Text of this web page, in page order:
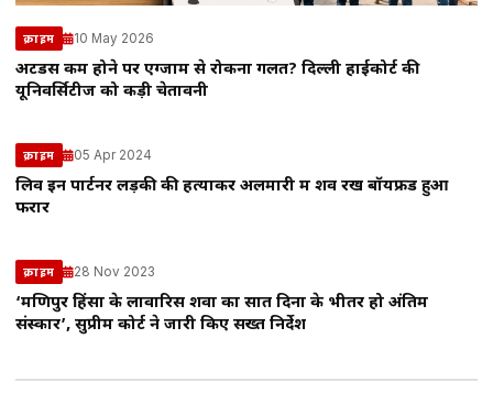
क्राइम 10 May 2026
अटेंडेंस कम होने पर एग्जाम से रोकना गलत? दिल्ली हाईकोर्ट की
यूनिवर्सिटीज को कड़ी चेतावनी
क्राइम 05 Apr 2024
लिव इन पार्टनर लड़की की हत्याकर अलमारी में शव रख बॉयफ्रेंड हुआ
फरार
क्राइम 28 Nov 2023
‘मणिपुर हिंसा के लावारिस शवों का सात दिनों के भीतर हो अंतिम
संस्कार’, सुप्रीम कोर्ट ने जारी किए सख्त निर्देश